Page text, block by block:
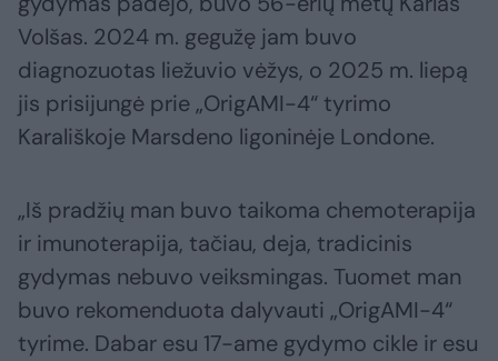
Volšas. 2024 m. gegužę jam buvo
diagnozuotas liežuvio vėžys, o 2025 m. liepą
jis prisijungė prie „OrigAMI-4“ tyrimo
Karališkoje Marsdeno ligoninėje Londone.
„Iš pradžių man buvo taikoma chemoterapija
ir imunoterapija, tačiau, deja, tradicinis
gydymas nebuvo veiksmingas. Tuomet man
buvo rekomenduota dalyvauti „OrigAMI-4“
tyrime. Dabar esu 17-ame gydymo cikle ir esu